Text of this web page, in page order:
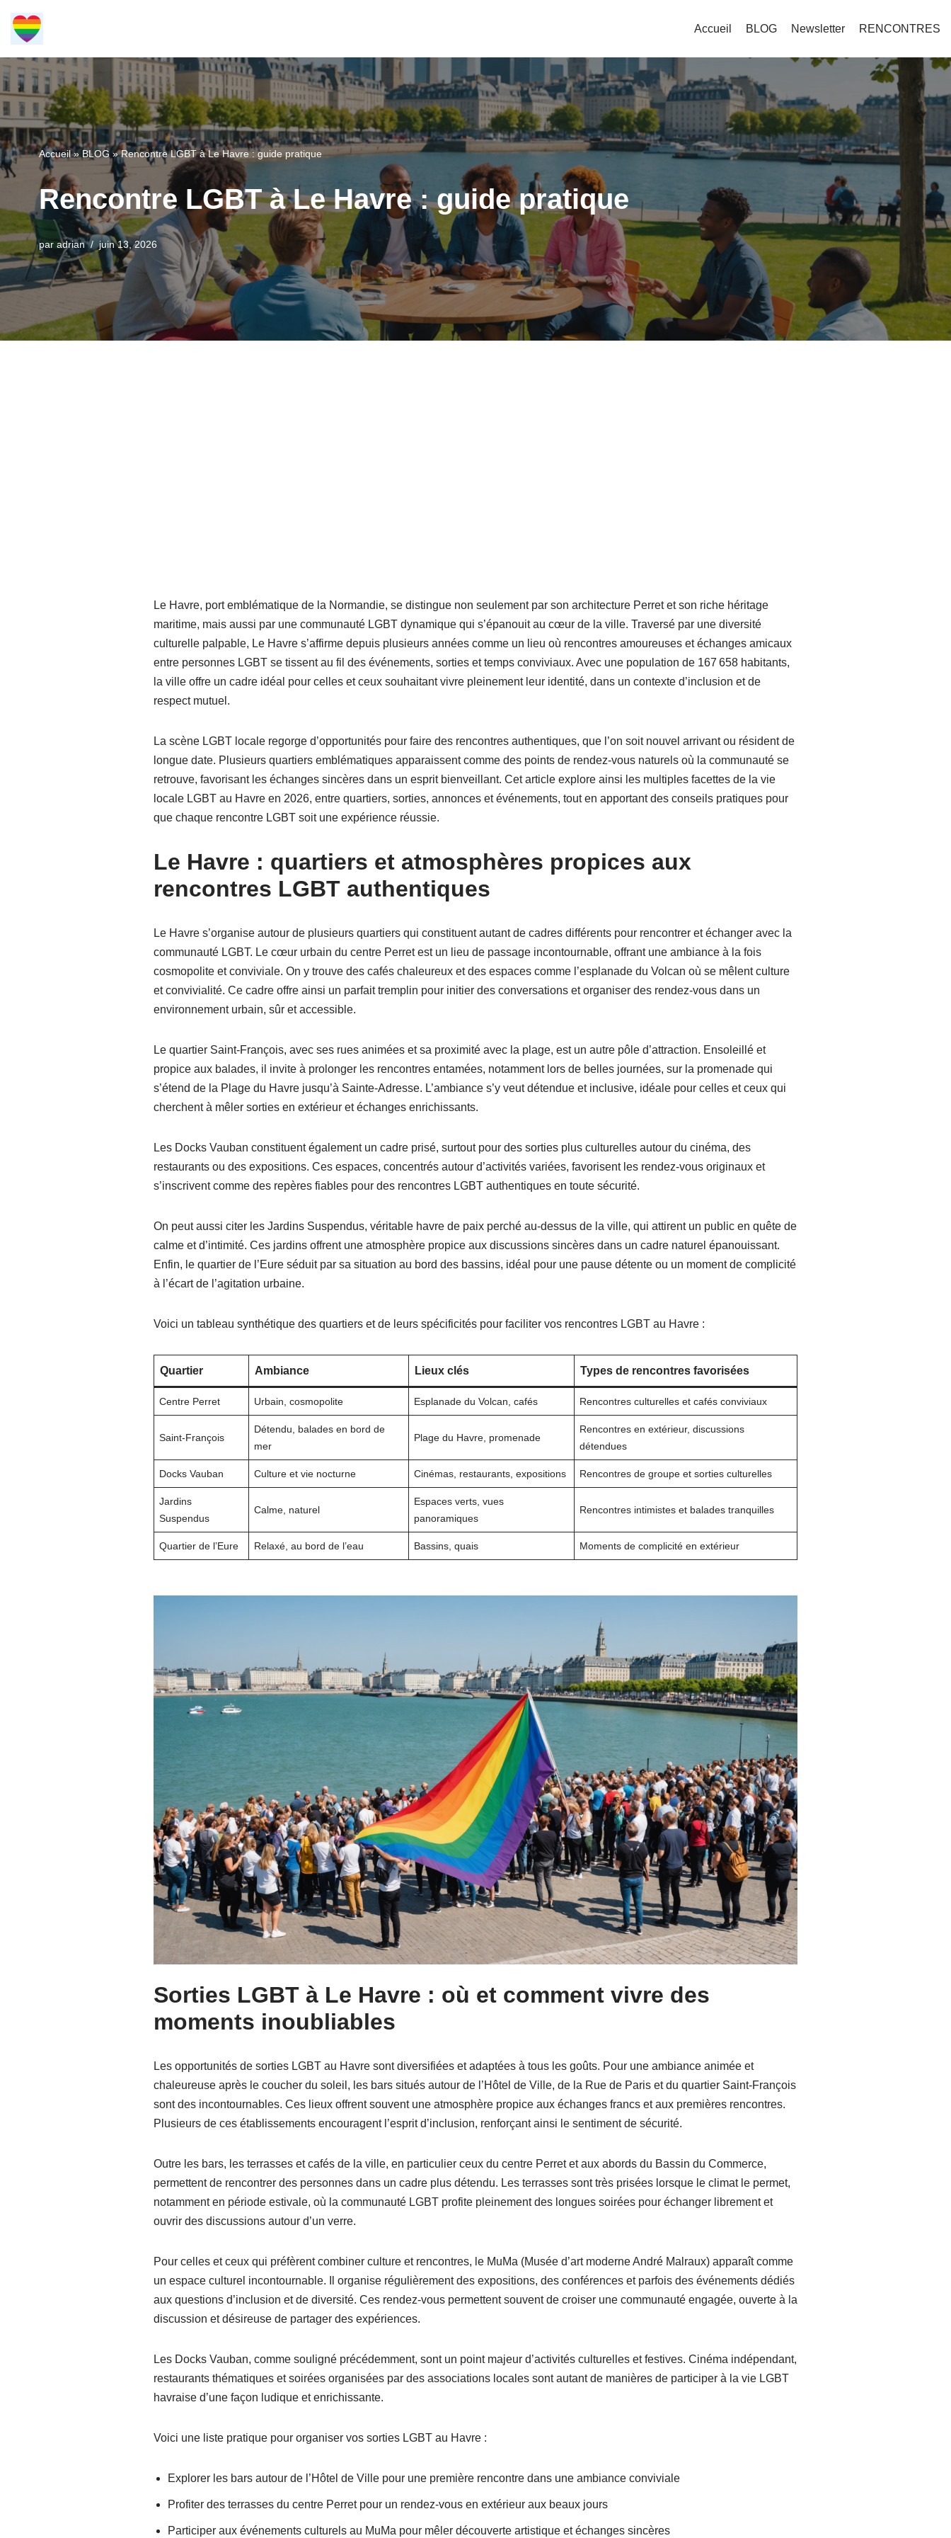
Aller
au
contenu
Accueil BLOG Newsletter RENCONTRES
Accueil» BLOG»Rencontre LGBT à Le Havre : guide pratique
Rencontre LGBT à Le Havre : guide pratique
paradrian juin 13, 2026
Le Havre, port emblématique de la Normandie, se distingue non seulement par son architecture Perret et son riche héritage
maritime, mais aussi par une communauté LGBT dynamique qui s’épanouit au cœur de la ville. Traversé par une diversité
culturelle palpable, Le Havre s’affirme depuis plusieurs années comme un lieu où rencontres amoureuses et échanges amicaux
entre personnes LGBT se tissent au fil des événements, sorties et temps conviviaux. Avec une population de 167 658 habitants,
la ville offre un cadre idéal pour celles et ceux souhaitant vivre pleinement leur identité, dans un contexte d’inclusion et de
respect mutuel.
La scène LGBT locale regorge d’opportunités pour faire des rencontres authentiques, que l’on soit nouvel arrivant ou résident de
longue date. Plusieurs quartiers emblématiques apparaissent comme des points de rendez-vous naturels où la communauté se
retrouve, favorisant les échanges sincères dans un esprit bienveillant. Cet article explore ainsi les multiples facettes de la vie
locale LGBT au Havre en 2026, entre quartiers, sorties, annonces et événements, tout en apportant des conseils pratiques pour
que chaque rencontre LGBT soit une expérience réussie.
Le Havre : quartiers et atmosphères propices aux
rencontres LGBT authentiques
Le Havre s’organise autour de plusieurs quartiers qui constituent autant de cadres différents pour rencontrer et échanger avec la
communauté LGBT. Le cœur urbain du centre Perret est un lieu de passage incontournable, offrant une ambiance à la fois
cosmopolite et conviviale. On y trouve des cafés chaleureux et des espaces comme l’esplanade du Volcan où se mêlent culture
et convivialité. Ce cadre offre ainsi un parfait tremplin pour initier des conversations et organiser des rendez-vous dans un
environnement urbain, sûr et accessible.
Le quartier Saint-François, avec ses rues animées et sa proximité avec la plage, est un autre pôle d’attraction. Ensoleillé et
propice aux balades, il invite à prolonger les rencontres entamées, notamment lors de belles journées, sur la promenade qui
s’étend de la Plage du Havre jusqu’à Sainte-Adresse. L’ambiance s’y veut détendue et inclusive, idéale pour celles et ceux qui
cherchent à mêler sorties en extérieur et échanges enrichissants.
Les Docks Vauban constituent également un cadre prisé, surtout pour des sorties plus culturelles autour du cinéma, des
restaurants ou des expositions. Ces espaces, concentrés autour d’activités variées, favorisent les rendez-vous originaux et
s’inscrivent comme des repères fiables pour des rencontres LGBT authentiques en toute sécurité.
On peut aussi citer les Jardins Suspendus, véritable havre de paix perché au-dessus de la ville, qui attirent un public en quête de
calme et d’intimité. Ces jardins offrent une atmosphère propice aux discussions sincères dans un cadre naturel épanouissant.
Enfin, le quartier de l’Eure séduit par sa situation au bord des bassins, idéal pour une pause détente ou un moment de complicité
à l’écart de l’agitation urbaine.
Voici un tableau synthétique des quartiers et de leurs spécificités pour faciliter vos rencontres LGBT au Havre :
Quartier Ambiance Lieux clés Types de rencontres favorisées
Centre Perret Urbain, cosmopolite Esplanade du Volcan, cafés Rencontres culturelles et cafés conviviaux
Saint-François
Détendu, balades en bord de
mer
Plage du Havre, promenade
Rencontres en extérieur, discussions
détendues
Docks Vauban Culture et vie nocturne Cinémas, restaurants, expositions Rencontres de groupe et sorties culturelles
Jardins
Suspendus
Calme, naturel
Espaces verts, vues
panoramiques
Rencontres intimistes et balades tranquilles
Quartier de l’Eure Relaxé, au bord de l’eau Bassins, quais Moments de complicité en extérieur
Sorties LGBT à Le Havre : où et comment vivre des
moments inoubliables
Les opportunités de sorties LGBT au Havre sont diversifiées et adaptées à tous les goûts. Pour une ambiance animée et
chaleureuse après le coucher du soleil, les bars situés autour de l’Hôtel de Ville, de la Rue de Paris et du quartier Saint-François
sont des incontournables. Ces lieux offrent souvent une atmosphère propice aux échanges francs et aux premières rencontres.
Plusieurs de ces établissements encouragent l’esprit d’inclusion, renforçant ainsi le sentiment de sécurité.
Outre les bars, les terrasses et cafés de la ville, en particulier ceux du centre Perret et aux abords du Bassin du Commerce,
permettent de rencontrer des personnes dans un cadre plus détendu. Les terrasses sont très prisées lorsque le climat le permet,
notamment en période estivale, où la communauté LGBT profite pleinement des longues soirées pour échanger librement et
ouvrir des discussions autour d’un verre.
Pour celles et ceux qui préfèrent combiner culture et rencontres, le MuMa (Musée d’art moderne André Malraux) apparaît comme
un espace culturel incontournable. Il organise régulièrement des expositions, des conférences et parfois des événements dédiés
aux questions d’inclusion et de diversité. Ces rendez-vous permettent souvent de croiser une communauté engagée, ouverte à la
discussion et désireuse de partager des expériences.
Les Docks Vauban, comme souligné précédemment, sont un point majeur d’activités culturelles et festives. Cinéma indépendant,
restaurants thématiques et soirées organisées par des associations locales sont autant de manières de participer à la vie LGBT
havraise d’une façon ludique et enrichissante.
Voici une liste pratique pour organiser vos sorties LGBT au Havre :
Explorer les bars autour de l’Hôtel de Ville pour une première rencontre dans une ambiance conviviale
Profiter des terrasses du centre Perret pour un rendez-vous en extérieur aux beaux jours
Participer aux événements culturels au MuMa pour mêler découverte artistique et échanges sincères